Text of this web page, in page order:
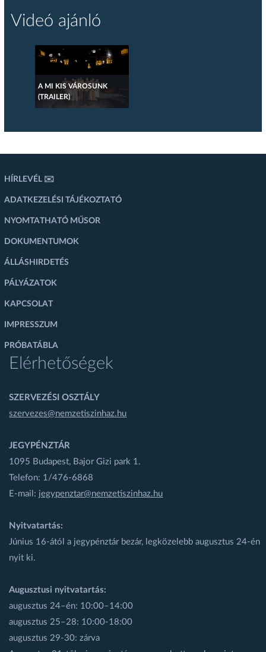
Videó ajánló
A MI KIS VÁROSUNK
(TRAILER)
HÍRLEVÉL ✉️
ADATKEZELÉSI TÁJÉKOZTATÓ
NYOMTATHATÓ MŰSOR
DOKUMENTUMOK
ÁLLÁSHIRDETÉS
PÁLYÁZATOK
KAPCSOLAT
IMPRESSZUM
PRÓBATÁBLA
Elérhetőségek
SZERVEZÉSI OSZTÁLY
szervezes@nemzetiszinhaz.hu
JEGYPÉNZTÁR
1095 Budapest, Bajor Gizi park 1.
Telefon: 1/476-6868
E-mail: jegypenztar@nemzetiszinhaz.hu
Nyitvatartás:
Június 16-ától a jegypénztár bezár, legközelebb augusztus 24-én
nyit ki.
Augusztusi nyitvatartás:
augusztus 24–én: 10:00–14:00
augusztus 25–28: 10:00-18:00
augusztus 29-30: zárva